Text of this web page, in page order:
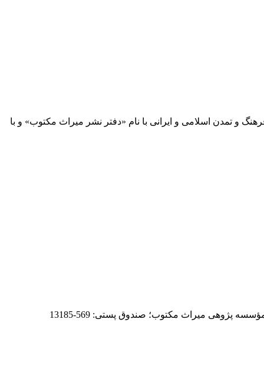
مكتوب فرهنگ و تمدن اسلامی و ایرانی با نام «دفتر نشر میراث مكتوب» و با